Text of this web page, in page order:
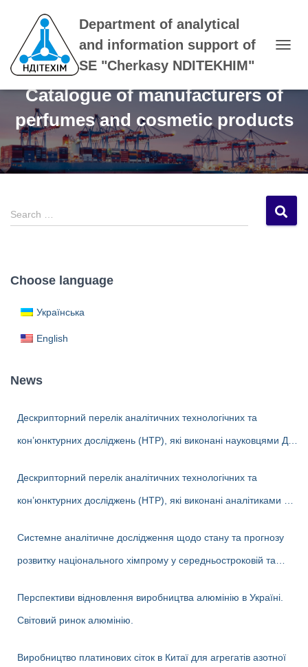
Department of analytical
and information support of
SE "Cherkasy NDITEKHIM"
G
E
A
V
I
T
I
Catalogue of manufacturers of
perfumes and cosmetic products
S
e
h
Search …
Choose language
Українська
English
News
Дескрипторний перелік аналітичних технологічних та
кон’юнктурних досліджень (НТР), які виконані науковцями ДП
Дескрипторний перелік аналітичних технологічних та
кон’юнктурних досліджень (НТР), які виконані аналітиками ДП
Системне аналітичне дослідження щодо стану та прогнозу
розвитку національного хімпрому у середньостроковій та
Перспективи відновлення виробництва алюмінію в Україні.
Світовий ринок алюмінію.
Виробництво платинових сіток в Китаї для агрегатів азотної